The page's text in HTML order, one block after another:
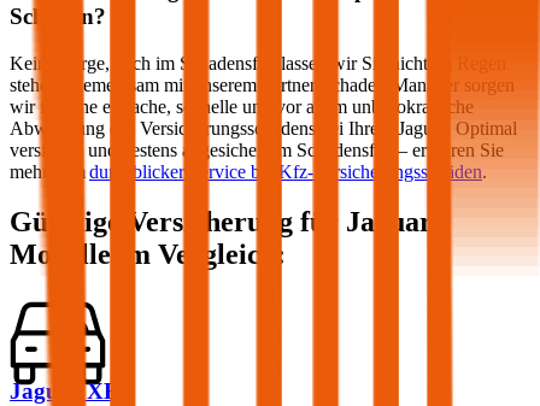
Schaden?
Keine Sorge, auch im Schadensfall lassen wir Sie nicht im Regen
stehen! Gemeinsam mit unserem Partner Schaden-Manager sorgen
wir für eine einfache, schnelle und vor allem unbürokratische
Abwicklung des Versicherungsschadens bei Ihrem Jaguar
. Optimal
versichert und bestens abgesichert im Schadensfall – erfahren Sie
mehr zumdurchblicker Service bei Kfz-Versicherungsschäden.
Günstige Versicherung für Jaguar
Modelle im Vergleich:
Jaguar XF